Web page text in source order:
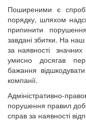
Поширеними є
порядку, шляхом
припинити
завдані збитки. На
за наявності
умисно досягав
бажання
компанії.
Адміністративно-
порушення правил
справ за наявності